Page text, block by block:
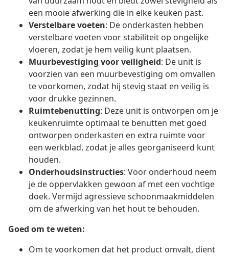
een mooie afwerking die in elke keuken past.
Verstelbare voeten: De onderkasten hebben
verstelbare voeten voor stabiliteit op ongelijke
vloeren, zodat je hem veilig kunt plaatsen.
Muurbevestiging voor veiligheid: De unit is
voorzien van een muurbevestiging om omvallen
te voorkomen, zodat hij stevig staat en veilig is
voor drukke gezinnen.
Ruimtebenutting: Deze unit is ontworpen om je
keukenruimte optimaal te benutten met goed
ontworpen onderkasten en extra ruimte voor
een werkblad, zodat je alles georganiseerd kunt
houden.
Onderhoudsinstructies: Voor onderhoud neem
je de oppervlakken gewoon af met een vochtige
doek. Vermijd agressieve schoonmaakmiddelen
om de afwerking van het hout te behouden.
Goed om te weten:
Om te voorkomen dat het product omvalt, dient